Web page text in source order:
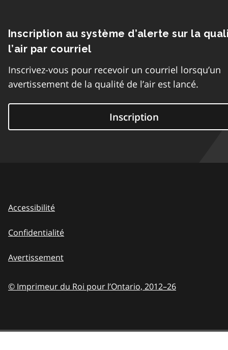
Inscription au système d’alerte sur la
l’air par courriel
Inscrivez-vous pour recevoir un courriel lorsqu’un
avertissement de la qualité de l’air est lancé.
Inscription
Accessibilité
Confidentialité
Avertissement
© Imprimeur du Roi pour l’Ontario, 2012–26